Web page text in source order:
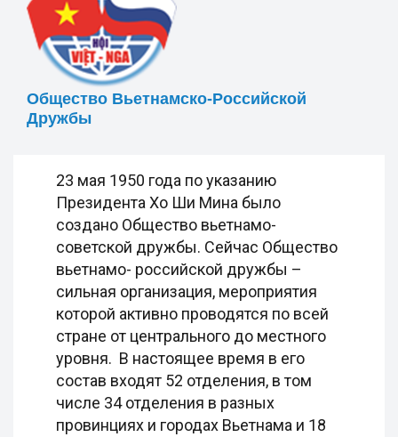
Общество Вьетнамско-Российской
Дружбы
23 мая 1950 года по указанию
Президента Хо Ши Мина было
создано Общество вьетнамо-
советской дружбы. Сейчас Общество
вьетнамо- российской дружбы –
сильная организация, мероприятия
которой активно проводятся по всей
стране от центрального до местного
уровня. В настоящее время в его
состав входят 52 отделения, в том
числе 34 отделения в разных
провинциях и городах Вьетнама и 18